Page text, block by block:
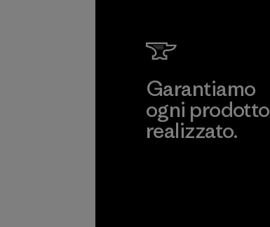
Garantiamo
ogni prodotto
realizzato.